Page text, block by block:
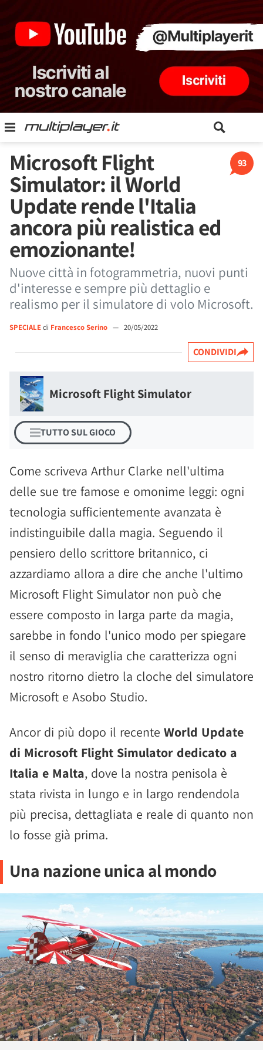
93
Microsoft Flight
Simulator: il World
Update rende l'Italia
ancora più realistica ed
emozionante!
Nuove città in fotogrammetria, nuovi punti
d'interesse e sempre più dettaglio e
realismo per il simulatore di volo Microsoft.
SPECIALEdi Francesco Serino — 20/05/2022
CONDIVIDI
Microsoft Flight Simulator
TUTTO SUL GIOCO
Come scriveva Arthur Clarke nell'ultima
delle sue tre famose e omonime leggi: ogni
tecnologia sufficientemente avanzata è
indistinguibile dalla magia. Seguendo il
pensiero dello scrittore britannico, ci
azzardiamo allora a dire che anche l'ultimo
Microsoft Flight Simulator non può che
essere composto in larga parte da magia,
sarebbe in fondo l'unico modo per spiegare
il senso di meraviglia che caratterizza ogni
nostro ritorno dietro la cloche del simulatore
Microsoft e Asobo Studio.
Ancor di più dopo il recente World Update
di Microsoft Flight Simulator dedicato a
Italia e Malta, dove la nostra penisola è
stata rivista in lungo e in largo rendendola
più precisa, dettagliata e reale di quanto non
lo fosse già prima.
Una nazione unica al mondo